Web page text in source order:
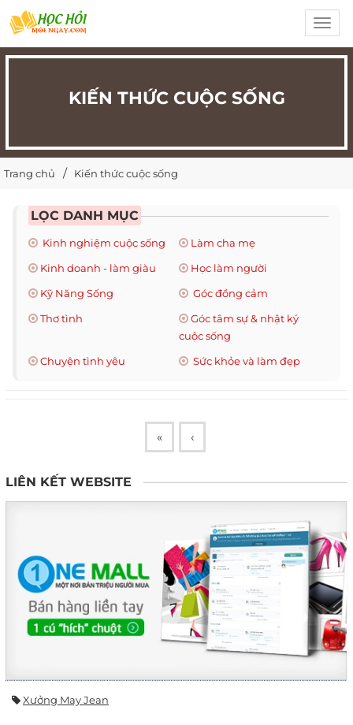
KIẾN THỨC CUỘC SỐNG
Trang chủ Kiến thức cuộc sống
LỌC DANH MỤC
Kinh nghiệm cuộc sống
Làm cha mẹ
Kinh doanh - làm giàu
Học làm người
Kỹ Năng Sống
Góc đồng cảm
Thơ tình
Góc tâm sự & nhật ký
cuộc sống
Chuyện tình yêu
Sức khỏe và làm đẹp
« ‹
LIÊN KẾT WEBSITE
Xưởng May Jean